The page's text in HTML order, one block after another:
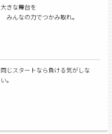
大きな舞台を
みんなの力でつかみ取れ。
同じスタートなら負ける気がしな
い。